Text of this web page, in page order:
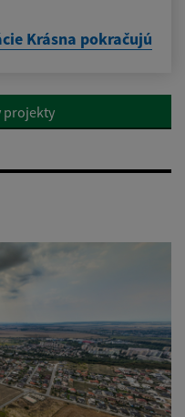
Krásna pokračujú
projekty